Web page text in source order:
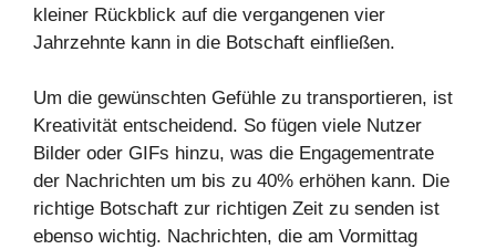
kleiner Rückblick auf die vergangenen vier
Jahrzehnte kann in die Botschaft einfließen.
Um die gewünschten Gefühle zu transportieren, ist
Kreativität entscheidend. So fügen viele Nutzer
Bilder oder GIFs hinzu, was die Engagementrate
der Nachrichten um bis zu 40% erhöhen kann. Die
richtige Botschaft zur richtigen Zeit zu senden ist
ebenso wichtig. Nachrichten, die am Vormittag